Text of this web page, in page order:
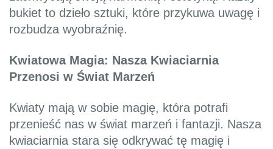
bukiet to dzieło sztuki, które przykuwa uwagę i
rozbudza wyobraźnię.
Kwiatowa Magia: Nasza Kwiaciarnia
Przenosi w Świat Marzeń
Kwiaty mają w sobie magię, która potrafi
przenieść nas w świat marzeń i fantazji. Nasza
kwiaciarnia stara się odkrywać tę magię i